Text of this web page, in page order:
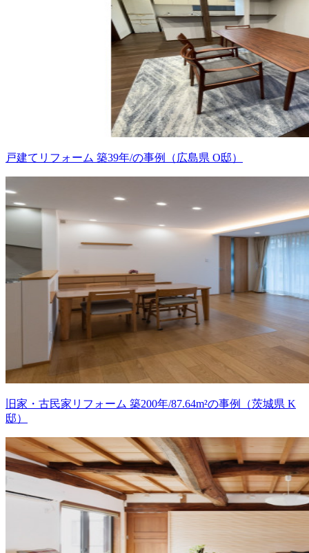
戸建てリフォーム 築39年/の事例（広島県 O邸）
旧家・古民家リフォーム 築200年/87.64m²の事例（茨城県 K
邸）